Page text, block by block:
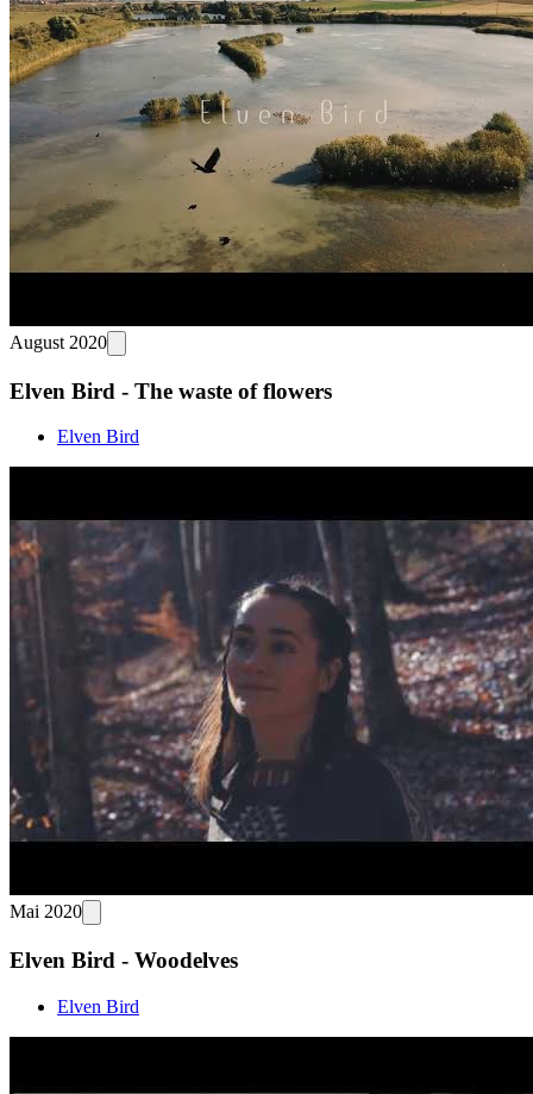
August 2020
Elven Bird - The waste of flowers
Elven Bird
Mai 2020
Elven Bird - Woodelves
Elven Bird